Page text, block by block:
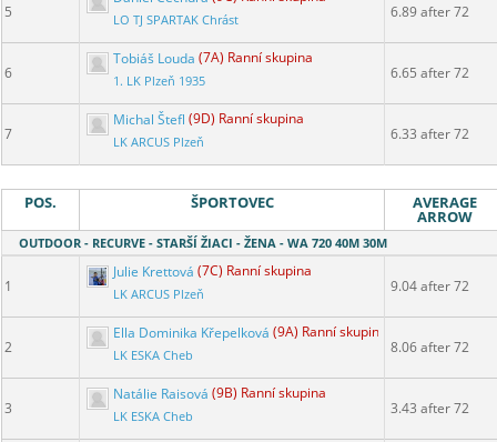
5 LO TJ SPARTAK Chrást 6.89 after 72
6
Tobiáš Louda (7A) Ranní skupina
1. LK Plzeň 1935 6.65 after 72
7
Michal Štefl (9D) Ranní skupina
LK ARCUS Plzeň 6.33 after 72
POS. ŠPORTOVEC AVERAGE
ARROW
OUTDOOR - RECURVE - STARŠÍ ŽIACI - ŽENA - WA 720 40M 30M
1
Julie Krettová (7C) Ranní skupina
LK ARCUS Plzeň 9.04 after 72
2
Ella Dominika Křepelková (9A) Ranní skupina
LK ESKA Cheb 8.06 after 72
3
Natálie Raisová (9B) Ranní skupina
LK ESKA Cheb 3.43 after 72